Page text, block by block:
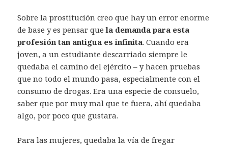
Sobre la prostitución creo que hay un error enorme
de base y es pensar quela demanda para esta
profesión tan antigua es infinita. Cuando era
joven, a un estudiante descarriado siempre le
quedaba el camino del ejército – y hacen pruebas
que no todo el mundo pasa, especialmente con el
consumo de drogas. Era una especie de consuelo,
saber que por muy mal que te fuera, ahí quedaba
algo, por poco que gustara.
Para las mujeres, quedaba la vía de fregar